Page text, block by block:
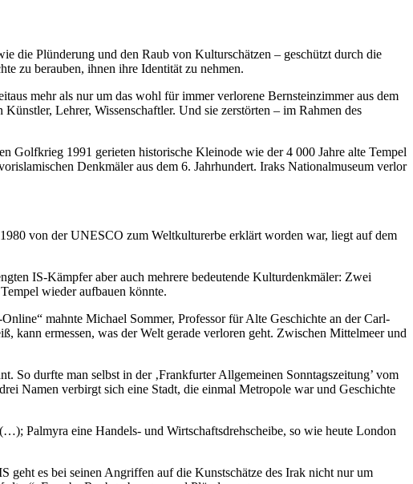
die Plünderung und den Raub von Kulturschätzen – geschützt durch die
zu berauben, ihnen ihre Identität zu nehmen.
mehr als nur um das wohl für immer verlorene Bernsteinzimmer aus dem
Lehrer, Wissenschaftler. Und sie zerstörten – im Rahmen des
Golfkrieg 1991 gerieten historische Kleinode wie der 4 000 Jahre alte Tempel
Denkmäler aus dem 6. Jahrhundert. Iraks Nationalmuseum verlor
von der UNESCO zum Weltkulturerbe erklärt worden war, liegt auf dem
IS-Kämpfer aber auch mehrere bedeutende Kulturdenkmäler: Zwei
wieder aufbauen könnte.
mahnte Michael Sommer, Professor für Alte Geschichte an der Carl-
kann ermessen, was der Welt gerade verloren geht. Zwischen Mittelmeer und
So durfte man selbst in der ‚Frankfurter Allgemeinen Sonntagszeitung’ vom
Namen verbirgt sich eine Stadt, die einmal Metropole war und Geschichte
Palmyra eine Handels- und Wirtschaftsdrehscheibe, so wie heute London
geht es bei seinen Angriffen auf die Kunstschätze des Irak nicht nur um